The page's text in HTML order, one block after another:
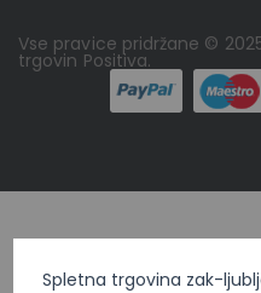
Spletna trgovina zak-
Vse pravice pridržane ©
trgovin Positiva.